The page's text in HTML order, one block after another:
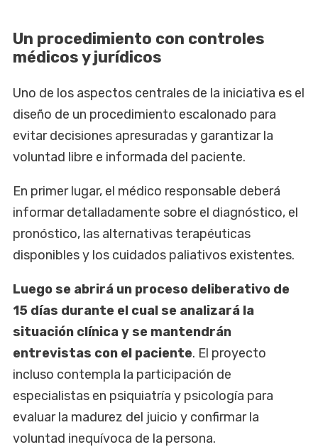
Un procedimiento con controles
médicos y jurídicos
Uno de los aspectos centrales de la iniciativa es el
diseño de un procedimiento escalonado para
evitar decisiones apresuradas y garantizar la
voluntad libre e informada del paciente.
En primer lugar, el médico responsable deberá
informar detalladamente sobre el diagnóstico, el
pronóstico, las alternativas terapéuticas
disponibles y los cuidados paliativos existentes.
Luego se abrirá un proceso deliberativo de
15 días durante el cual se analizará la
situación clínica y se mantendrán
entrevistas con el paciente. El proyecto
incluso contempla la participación de
especialistas en psiquiatría y psicología para
evaluar la madurez del juicio y confirmar la
voluntad inequívoca de la persona.